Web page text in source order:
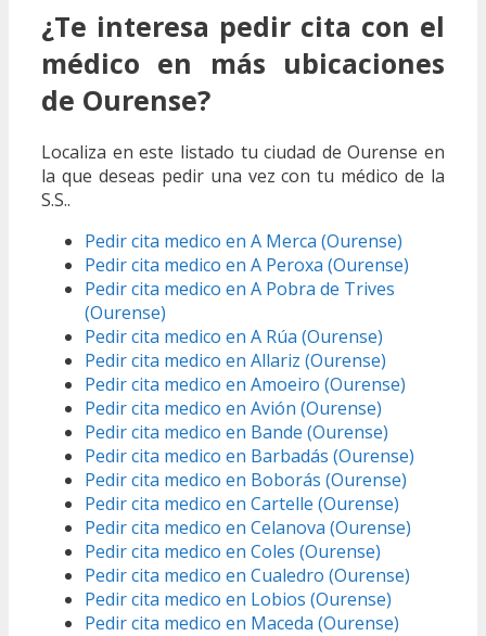
¿Te interesa pedir cita con el
médico en más ubicaciones
de Ourense?
Localiza en este listado tu ciudad de Ourense en
la que deseas pedir una vez con tu médico de la
S.S..
Pedir cita medico en A Merca (Ourense)
Pedir cita medico en A Peroxa (Ourense)
Pedir cita medico en A Pobra de Trives
(Ourense)
Pedir cita medico en A Rúa (Ourense)
Pedir cita medico en Allariz (Ourense)
Pedir cita medico en Amoeiro (Ourense)
Pedir cita medico en Avión (Ourense)
Pedir cita medico en Bande (Ourense)
Pedir cita medico en Barbadás (Ourense)
Pedir cita medico en Boborás (Ourense)
Pedir cita medico en Cartelle (Ourense)
Pedir cita medico en Celanova (Ourense)
Pedir cita medico en Coles (Ourense)
Pedir cita medico en Cualedro (Ourense)
Pedir cita medico en Lobios (Ourense)
Pedir cita medico en Maceda (Ourense)